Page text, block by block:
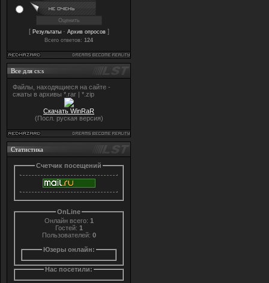
[ Результаты· Архив опросов]
Всего ответов: 124
Все для cs:s
Файлы, находящиеся на сайте -
сжаты в архивы *.rar | *.zip
Скачать WinRaR
(Посл. руская версия)
Статистика
Счетчик посещений
OnLine
Онлайн всего: 1
Гостей: 1
Пользователей: 0
Юзеры онлайн:
Нас посетили: